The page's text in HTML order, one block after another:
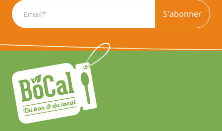
S'abonner